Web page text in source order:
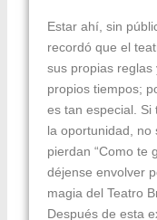
Estar ahí, sin
recordó que el
sus propias reglas
propios tiempos;
es tan especial. Si
la oportunidad, no
pierdan “Como te
déjense envolver
magia del Teatro
Después de esta